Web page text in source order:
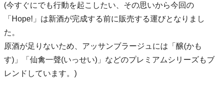
(今すぐにでも行動を起こしたい、その思いから今回の
「Hope!」は新酒が完成する前に販売する運びとなりまし
た。
原酒が足りないため、アッサンブラージュには「醸(かも
す)」「仙禽一聲(いっせい)」などのプレミアムシリーズもブ
レンドしています。)